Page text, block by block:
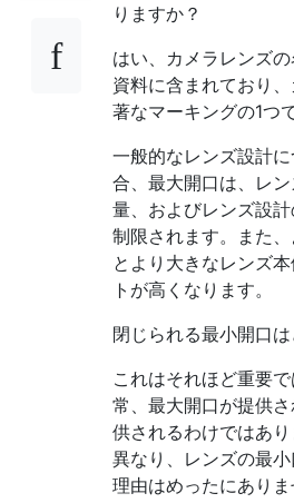
りますか？
はい、カメラレンズ
資料に含まれており
著なマーキングの1つで
一般的なレンズ設計
合、最大開口は、レ
量、およびレンズ設
制限されます。また
とより大きなレンズ
トが高くなります。
閉じられる最小開口
これはそれほど重要
常、最大開口が提供
供されるわけではあ
異なり、レンズの最
理由はめったにあり